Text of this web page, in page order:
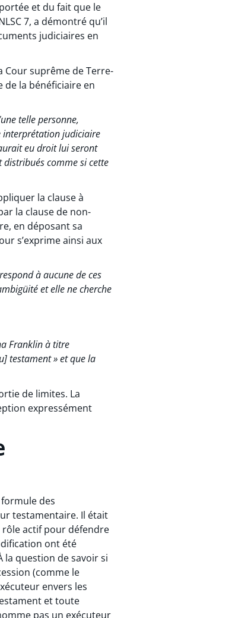
et du fait que le
7, a démontré qu’il
judiciaires en
Cour suprême de Terre-
de la bénéficiaire en
telle personne,
interprétation judiciaire
eu droit lui seront
distribués comme si cette
la clause à
la clause de non-
en déposant sa
s’exprime ainsi aux
à aucune de ces
et elle ne cherche
Franklin à titre
testament » et que la
de limites. La
expressément
des
testamentaire. Il était
rôle actif pour défendre
ont été
la question de savoir si
(comme le
envers les
et toute
pas un exécuteur